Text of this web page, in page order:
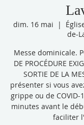
dim. 16 mai
  |
de-
Messe dominicale.
DE PROCÉDURE
SORTIE DE LA
présenter si vous
grippe ou de
minutes avant le
faciliter